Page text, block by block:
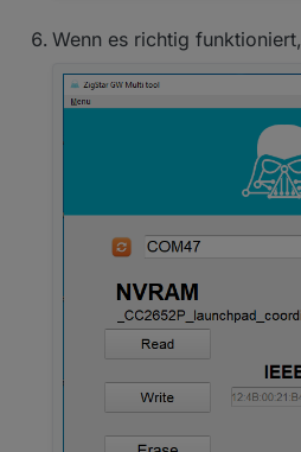
Wenn es richtig